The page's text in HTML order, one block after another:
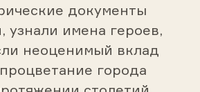
документы
узнали имена героев,
неоценимый вклад
города